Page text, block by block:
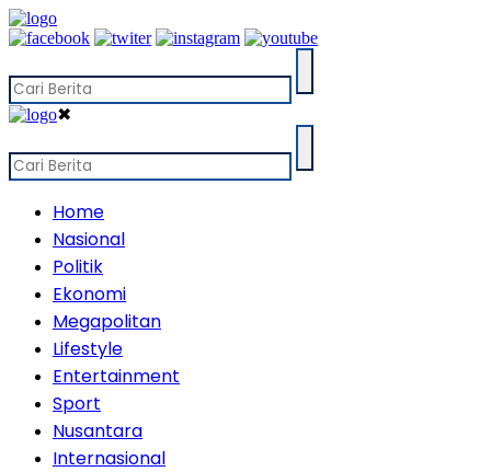
✖
Home
Nasional
Politik
Ekonomi
Megapolitan
Lifestyle
Entertainment
Sport
Nusantara
Internasional